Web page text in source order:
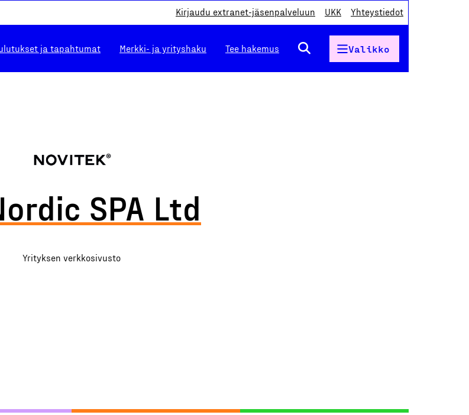
Kirjaudu extranet-jäsenpalveluun UKK Yhteystiedot
ja tapahtumat Merkki- ja yrityshaku Tee hakemus Valikko
SPA Ltd
Yrityksen verkkosivusto